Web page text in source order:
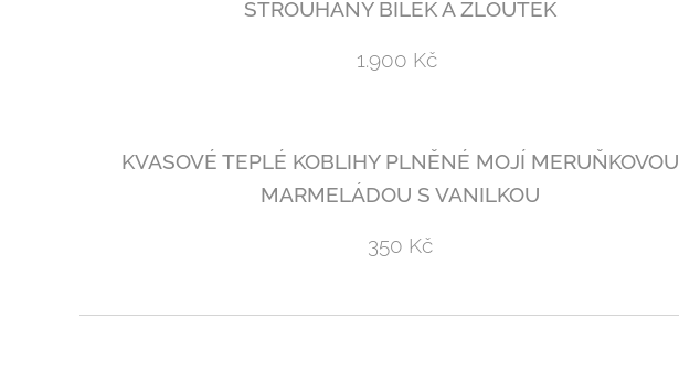
STROUHANÝ BÍLEK A ŽLOUTEK
1.900 Kč
KVASOVÉ TEPLÉ KOBLIHY PLNĚNÉ MOJÍ MERUŇKOVOU
MARMELÁDOU S VANILKOU
350 Kč